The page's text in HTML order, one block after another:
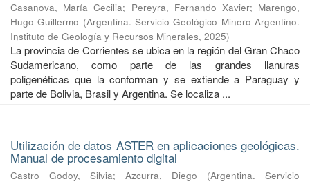
Casanova, María Cecilia; Pereyra, Fernando Xavier; Marengo,
Hugo Guillermo (Argentina. Servicio Geológico Minero Argentino.
Instituto de Geología y Recursos Minerales, 2025)
La provincia de Corrientes se ubica en la región del Gran Chaco
Sudamericano, como parte de las grandes llanuras
poligenéticas que la conforman y se extiende a Paraguay y
parte de Bolivia, Brasil y Argentina. Se localiza ...
Utilización de datos ASTER en aplicaciones geológicas.
Manual de procesamiento digital
Castro Godoy, Silvia; Azcurra, Diego (Argentina. Servicio